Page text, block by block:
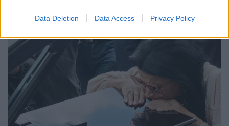
Data Deletion Data Access Privacy Policy